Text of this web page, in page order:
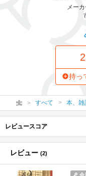
メー
2
持っ
すべて 本、雑
レビュースコア
レビュー (2)
会